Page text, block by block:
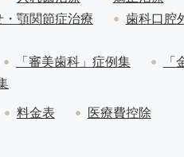
顎関節症治療
歯科口腔
「審美歯科」症例集
料金表 医療費控除